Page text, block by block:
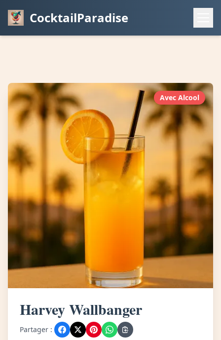
CocktailParadise
Avec Alcool
Harvey Wallbanger
Partager :